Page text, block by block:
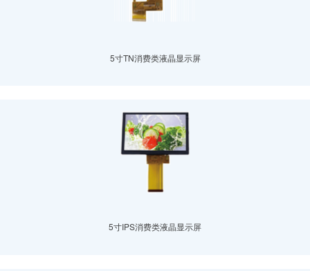
5寸TN消费类液晶显示屏
5寸IPS消费类液晶显示屏